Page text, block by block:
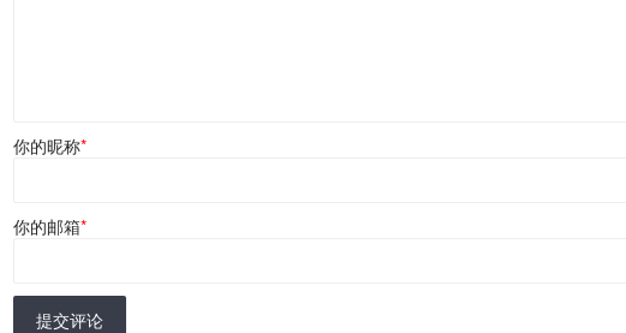
你的昵称*
你的邮箱*
提交评论